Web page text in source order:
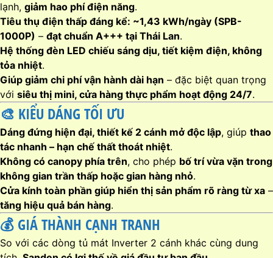
lạnh, giảm hao phí điện năng.
Tiêu thụ điện thấp đáng kể: ~1,43 kWh/ngày (SPB-
1000P) – đạt chuẩn A+++ tại Thái Lan.
Hệ thống đèn LED chiếu sáng dịu, tiết kiệm điện, không
tỏa nhiệt.
Giúp giảm chi phí vận hành dài hạn – đặc biệt quan trọng
với siêu thị mini, cửa hàng thực phẩm hoạt động 24/7.
🎨 KIỂU DÁNG TỐI ƯU
Dáng đứng hiện đại, thiết kế 2 cánh mở độc lập, giúp thao
tác nhanh – hạn chế thất thoát nhiệt.
Không có canopy phía trên, cho phép bố trí vừa vặn trong
không gian trần thấp hoặc gian hàng nhỏ.
Cửa kính toàn phần giúp hiển thị sản phẩm rõ ràng từ xa –
tăng hiệu quả bán hàng.
💰 GIÁ THÀNH CẠNH TRANH
So với các dòng tủ mát Inverter 2 cánh khác cùng dung